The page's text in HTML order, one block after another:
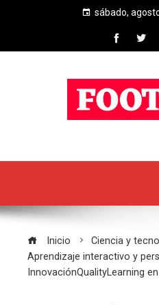
sábado,
Inicio
Ciencia y
Aprendizaje interactivo y
InnovaciónQualityLearning